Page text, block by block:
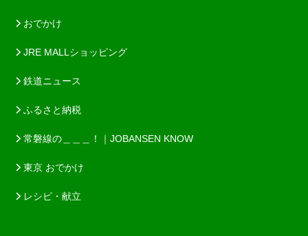
おでかけ
JRE MALLショッピング
鉄道ニュース
ふるさと納税
常磐線の＿＿＿！｜JOBANSEN KNOW
東京 おでかけ
レシピ・献立